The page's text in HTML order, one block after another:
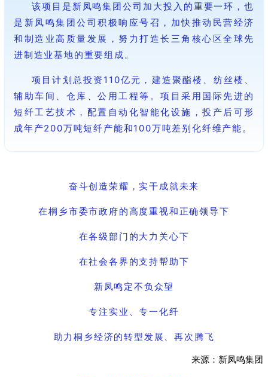
该项目 是新凤鸣集团公司加大投入的重要一环，也
是新凤鸣集团公司积极响应号召，加快推动民营经济
和制造业高质量发展，努力打造长三角核心区全球先
进制造业基地的重要组成。
项目计划总投资110亿元，建造聚酯楼、纺丝楼、
辅助车间、仓库、公用工程等。项目采用国际先进的
短纤工艺技术，配置自动化智能化设施，投产后可形
成年产200万吨短纤产能和100万吨差别化纤维产能。
奋斗创造荣耀，实干成就未来
在桐乡市委市政府的高度重视和正确领导下
在各级部门的大力关心下
在社会各界的支持帮助下
新凤鸣定不负众望
专注实业、专一化纤
助力桐乡经济的转型发展、再次腾飞
来源：新凤鸣集团